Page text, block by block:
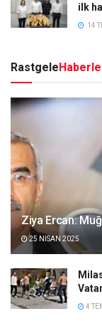
ilk
14
Rastgele
Ziya Ercan:
25 NISAN 2025
4